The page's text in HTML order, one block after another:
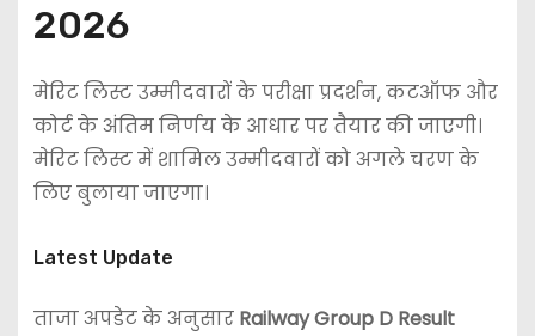
2026
मेरिट लिस्ट उम्मीदवारों के परीक्षा प्रदर्शन, कटऑफ और
कोर्ट के अंतिम निर्णय के आधार पर तैयार की जाएगी।
मेरिट लिस्ट में शामिल उम्मीदवारों को अगले चरण के
लिए बुलाया जाएगा।
Latest Update
ताजा अपडेट के अनुसार Railway Group D Result